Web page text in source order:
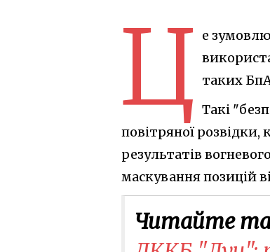
Ц
е
таких
Такі
повітряної
результатів
маскування позицій
Читайте